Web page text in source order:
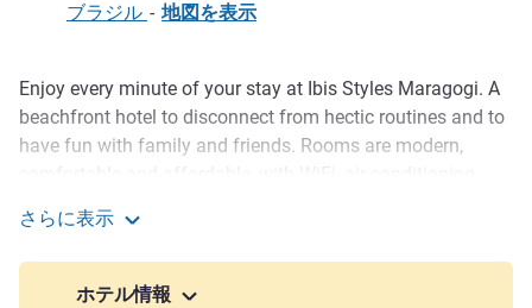
ブラジル - 地図を表示
説明
Enjoy every minute of your stay at Ibis Styles Maragogi. A
beachfront hotel to disconnect from hectic routines and to
have fun with family and friends. Rooms are modern,
hairdryer, minibar and safe. The swimming pool, kids area,
gym and restaurant with terrace make all the difference.
Ibis Styles Maragogi is pet friendly and 100% non-
smoking!
さらに表示
ホテル情報